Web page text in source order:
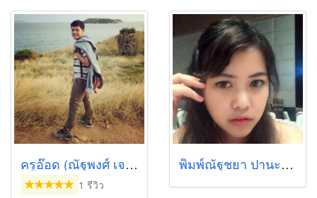
ครูอ๊อด (ณัฐพงศ์ เจริญศรี)
1 รีวิว
พิมพ์ณัฐชยา ปานะเจริญ